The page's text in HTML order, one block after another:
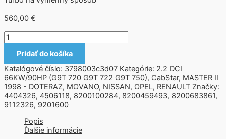
560,00 €
Pridať do košíka
Katalógové číslo: 3798003c3d07 Kategórie: 2.2 DCI
66KW/90HP (G9T 720 G9T 722 G9T 750), CabStar, MASTER II
1998 - DOTERAZ, MOVANO, NISSAN, OPEL, RENAULT Značky:
4404326, 4506118, 8200100284, 8200459493, 8200683861,
9112326, 9201600
Popis
Ďalšie informácie